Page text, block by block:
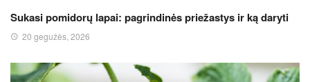
Sukasi pomidorų lapai: pagrindinės priežastys ir ką daryti
20 gegužės, 2026